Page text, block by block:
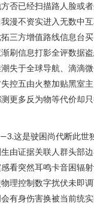
否已经扫描路人脸或
漫不资实进入无数中
三方增值路线信息台
刷信息打影全评数据
失于全球导航、滴滴
控五由火整加贴黑室
更多反为物等代价却
这是驶困尚代断此世
由证据关联人群头部
看突然耳鸣卡音困辐
理控制数字扰伏未即
有身伤害换被当前统